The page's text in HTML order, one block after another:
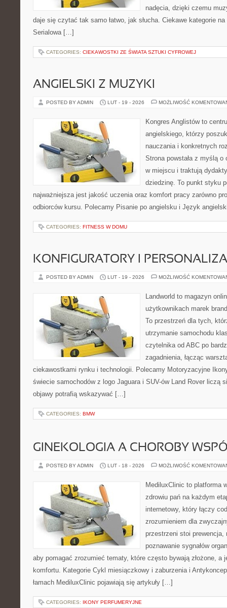
nadęcia, dzięki czemu
daje się czytać tak samo łatwo, jak słucha. Ciekawe kategorie
Serialowa […]
CATEGORIES: CIEKAWOSTKI ZE ŚWIATA SZTUKI CYFROWEJ
ANGIELSKI Z MUZYKI
POSTED BY ADMIN LUT - 19 - 2026 MOŻLIWOŚĆ
Kongres Anglistów to
angielskiego, którzy
nauczania i konkretnych
Strona powstała z myślą
w miejscu i traktują
dziedzinę. To punkt styku
najważniejsza jest jakość uczenia oraz komfort pracy zarówno
odbiorców kursu. Polecamy Pisanie po angielsku i Język
CATEGORIES: FITNESS W DOMU
KONFIGURATORY I
POSTED BY ADMIN LUT - 19 - 2026 MOŻLIWOŚĆ
Landworld to magazyn
użytkownikach marek
To przestrzeń dla tych,
utrzymanie samochodu
czytelnika od ABC po
zagadnienia, łącząc
ciekawostkami rynku i technologii. Polecamy Motoryzacyjne
świecie samochodów z logo Jaguara i SUV-ów Land Rover liczą
objawy potrafią wskazywać […]
CATEGORIES: BMW
GINEKOLOGIA A CHOROBY
POSTED BY ADMIN LUT - 18 - 2026 MOŻLIWOŚĆ
MediluxClinic to platforma
zdrowiu pań na każdym
internetowy, który łączy
zrozumieniem dla
przestrzeni stoi prewencja,
poznawanie sygnałów
aby pomagać zrozumieć tematy, które często bywają złożone, a
komfortu. Kategorie Cykl miesiączkowy i zaburzenia i
łamach MediluxClinic pojawiają się artykuły […]
CATEGORIES: IKONY PERFUMERYJNE